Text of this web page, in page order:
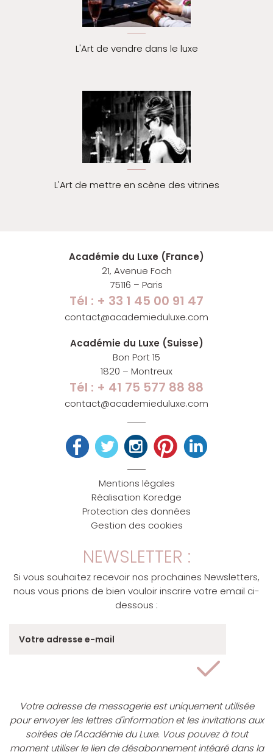
L'Art de vendre dans le luxe
L'Art de mettre en scène des vitrines
Académie du Luxe (France)
21, Avenue Foch
75116 – Paris
Tél : + 33 1 45 00 91 47
contact@academieduluxe.com
Académie du Luxe (Suisse)
Bon Port 15
1820 – Montreux
Tél : + 41 75 577 88 88
contact@academieduluxe.com
Mentions légales
Réalisation Koredge
Protection des données
Gestion des cookies
NEWSLETTER :
Si vous souhaitez recevoir nos prochaines Newsletters,
nous vous prions de bien vouloir inscrire votre email ci-
dessous :
Votre adresse de messagerie est uniquement utilisée
pour envoyer les lettres d'information et les invitations aux
soirées de l'Académie du Luxe. Vous pouvez à tout
moment utiliser le lien de désabonnement intégré dans la